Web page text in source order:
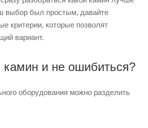
выбор был простым, давайте
критерии, которые позволят
вариант.
камин и не ошибиться?
оборудования можно разделить